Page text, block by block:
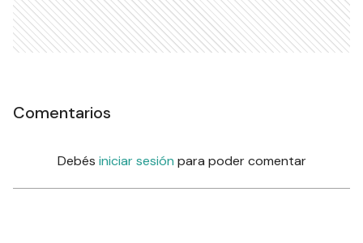
Comentarios
Debés iniciar sesión para poder comentar